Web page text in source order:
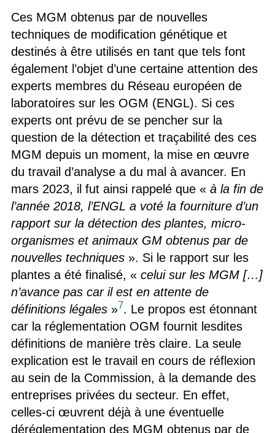
Ces MGM obtenus par de nouvelles
techniques de modification génétique et
destinés à être utilisés en tant que tels font
également l’objet d’une certaine attention des
experts membres du Réseau européen de
laboratoires sur les OGM (ENGL). Si ces
experts ont prévu de se pencher sur la
question de la détection et traçabilité des ces
MGM depuis un moment, la mise en œuvre
du travail d’analyse a du mal à avancer. En
mars 2023, il fut ainsi rappelé que « à la fin de
l’année 2018, l’ENGL a voté la fourniture d’un
rapport sur la détection des plantes, micro-
organismes et animaux GM obtenus par de
nouvelles techniques». Si le rapport sur les
plantes a été finalisé, « celui sur les MGM […]
n’avance pas car il est en attente de
définitions légales»7. Le propos est étonnant
car la réglementation OGM fournit lesdites
définitions de manière très claire. La seule
explication est le travail en cours de réflexion
au sein de la Commission, à la demande des
entreprises privées du secteur. En effet,
celles-ci œuvrent déjà à une éventuelle
déréglementation des MGM obtenus par de